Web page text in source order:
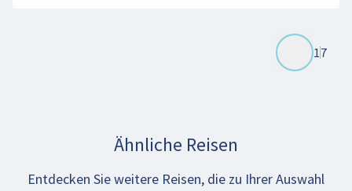
17
Ähnliche Reisen
Entdecken Sie weitere Reisen, die zu Ihrer Auswahl